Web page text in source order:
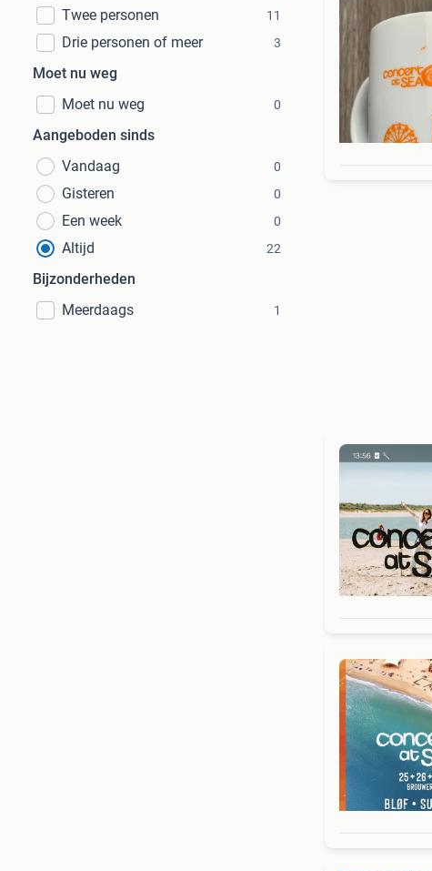
Twee personen 11
Drie personen of meer 3
Moet nu weg
Moet nu weg
0
Aangeboden sinds
Vandaag
0
Gisteren 0
Een week 0
Altijd 22
Bijzonderheden
Meerdaags
1